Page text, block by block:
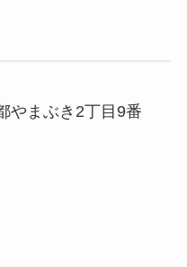
やまぶき2丁目9番